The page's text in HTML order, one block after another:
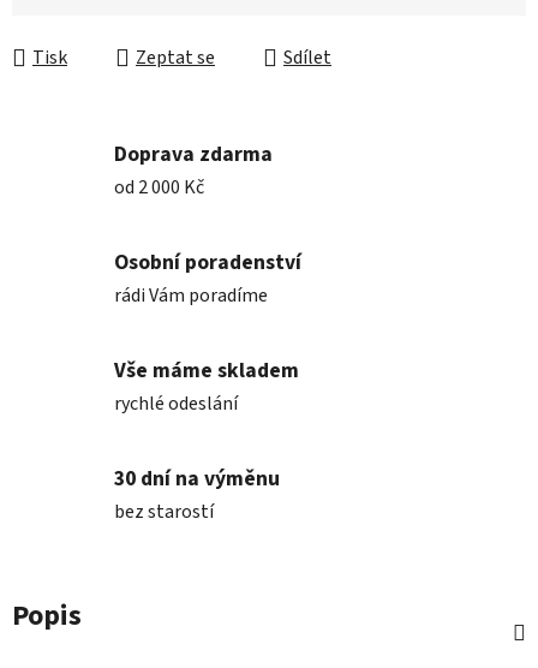
Tisk Zeptat se Sdílet
Doprava zdarma
od 2 000 Kč
Osobní poradenství
rádi Vám poradíme
Vše máme skladem
rychlé odeslání
30 dní na výměnu
bez starostí
Popis